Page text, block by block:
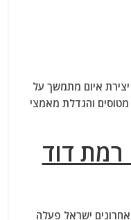
איום מתמשך על
מטוסים והגדלת מאמצי
רמת דוד
ישראל פעלה